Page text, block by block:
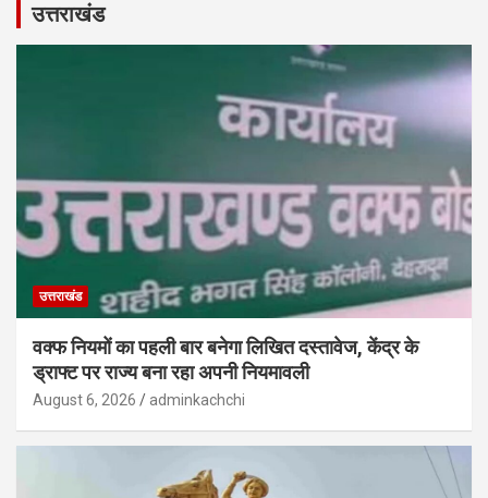
उत्तराखंड
उत्तराखंड
वक्फ नियमों का पहली बार बनेगा लिखित दस्तावेज, केंद्र के
ड्राफ्ट पर राज्य बना रहा अपनी नियमावली
August 6, 2026 adminkachchi